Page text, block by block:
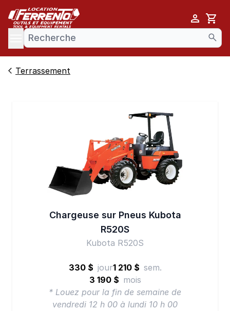
Cart
menu
Terrassement
Chargeuse sur Pneus Kubota
R520S
Kubota R520S
330 $ jour1 210 $ sem.
3 190 $ mois
* Louez pour la fin de semaine de
vendredi 12 h 00 à lundi 10 h 00